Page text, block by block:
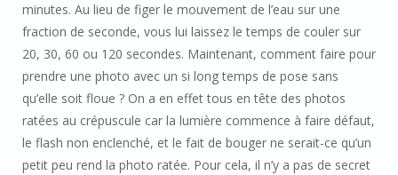
minutes. Au lieu de figer le mouvement de l’eau sur une
fraction de seconde, vous lui laissez le temps de couler sur
20, 30, 60 ou 120 secondes. Maintenant, comment faire pour
prendre une photo avec un si long temps de pose sans
qu’elle soit floue ? On a en effet tous en tête des photos
ratées au crépuscule car la lumière commence à faire défaut,
le flash non enclenché, et le fait de bouger ne serait-ce qu’un
petit peu rend la photo ratée. Pour cela, il n’y a pas de secret